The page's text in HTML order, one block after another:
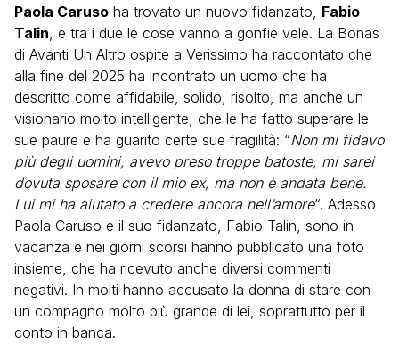
Paola Caruso ha trovato un nuovo fidanzato, Fabio
Talin, e tra i due le cose vanno a gonfie vele. La Bonas
di Avanti Un Altro ospite a Verissimo ha raccontato che
alla fine del 2025 ha incontrato un uomo che ha
descritto come affidabile, solido, risolto, ma anche un
visionario molto intelligente, che le ha fatto superare le
sue paure e ha guarito certe sue fragilità: “Non mi fidavo
più degli uomini, avevo preso troppe batoste, mi sarei
dovuta sposare con il mio ex, ma non è andata bene.
Lui mi ha aiutato a credere ancora nell’amore“. Adesso
Paola Caruso e il suo fidanzato, Fabio Talin, sono in
vacanza e nei giorni scorsi hanno pubblicato una foto
insieme, che ha ricevuto anche diversi commenti
negativi. In molti hanno accusato la donna di stare con
un compagno molto più grande di lei, soprattutto per il
conto in banca.